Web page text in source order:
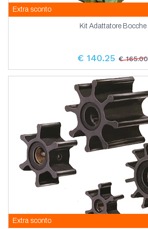
Extra sconto
Kit Adattatore Bocche
€ 140.25 € 165.00
Extra sconto